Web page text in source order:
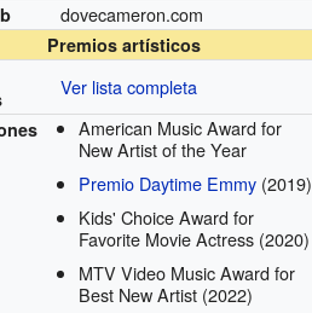
dovecameron.com
Premios artísticos
Ver lista completa
American Music Award for
New Artist of the Year
Premio Daytime Emmy (2019)
Kids' Choice Award for
Favorite Movie Actress (2020)
MTV Video Music Award for
Best New Artist (2022)